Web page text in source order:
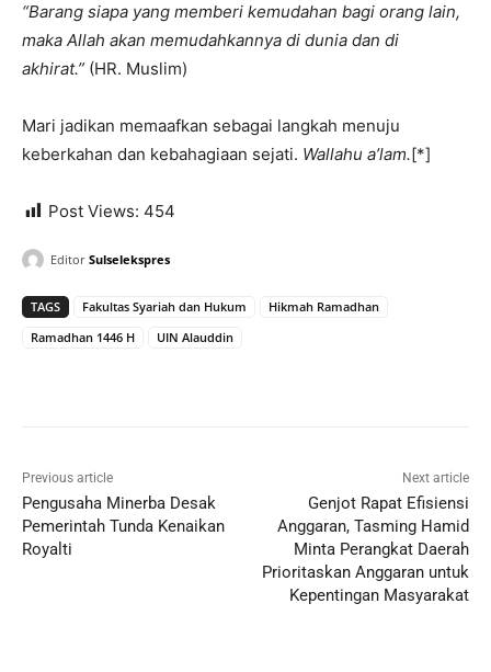
“Barang siapa yang memberi kemudahan bagi orang lain,
maka Allah akan memudahkannya di dunia dan di
akhirat.” (HR. Muslim)
Mari jadikan memaafkan sebagai langkah menuju
keberkahan dan kebahagiaan sejati. Wallahu a’lam.[*]
Post Views: 454
Editor Sulselekspres
TAGS Fakultas Syariah dan Hukum
Hikmah Ramadhan
Ramadhan 1446 H
UIN Alauddin
Previous article
Pengusaha Minerba Desak
Pemerintah Tunda Kenaikan
Royalti
Next article
Genjot Rapat Efisiensi
Anggaran, Tasming Hamid
Minta Perangkat Daerah
Prioritaskan Anggaran untuk
Kepentingan Masyarakat